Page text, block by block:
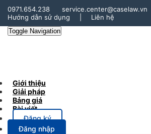
0971.654.238
service.center@caselaw.vn
Hướng dẫn sử dụng
Liên hệ
Toggle Navigation
Giới thiệu
Giải pháp
Bảng giá
Bài viết
Đăng ký
Đăng nhập